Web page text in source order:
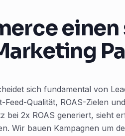
sich fundamental von
Qualität, ROAS-Zielen
bei 2x ROAS generiert, sieht
Wir bauen Kampagnen um